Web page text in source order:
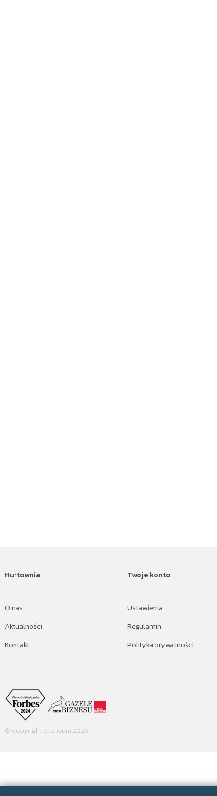
Hurtownia
O nas
Aktualności
Kontakt
Twoje konto
Ustawienia
Regulamin
Polityka prywatności
© Copyright Ateneum 2026